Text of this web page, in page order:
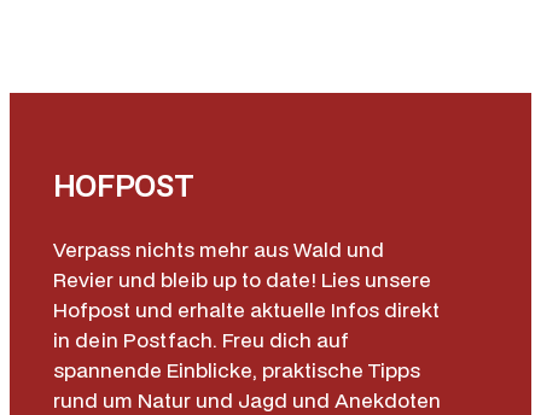
HOFPOST
Verpass nichts mehr aus Wald und
Revier und bleib up to date! Lies unsere
Hofpost und erhalte aktuelle Infos direkt
in dein Postfach. Freu dich auf
spannende Einblicke, praktische Tipps
rund um Natur und Jagd und Anekdoten